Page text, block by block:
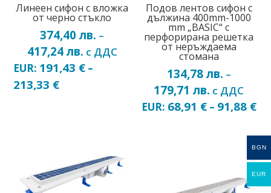
Линеен сифон с вложка
от черно стъкло
374,40лв. –
417,24 лв.Price
range:
с ДДС
EUR: 191,43 € –
213,33 €
Подов лентов сифон с
дължина 400mm-1000
mm „BASIC“ с
перфорирана решетка
от неръждаема
стомана
134,78 лв. –
179,71лв. Price
range:
through
179,71 лв.
с ДДС
EUR: 68,91 €– 91,88 €
BGN
EUR